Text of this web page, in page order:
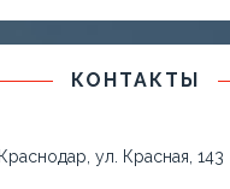
КОНТАКТЫ
ул. Красная, 143